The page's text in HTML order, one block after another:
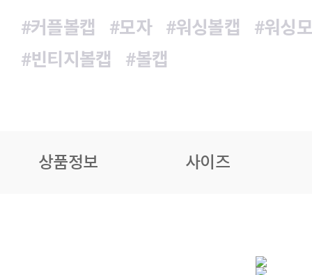
#커플볼캡 #모자 #워싱볼캡
#워싱
#빈티지볼캡
#볼캡
상품정보 사이즈